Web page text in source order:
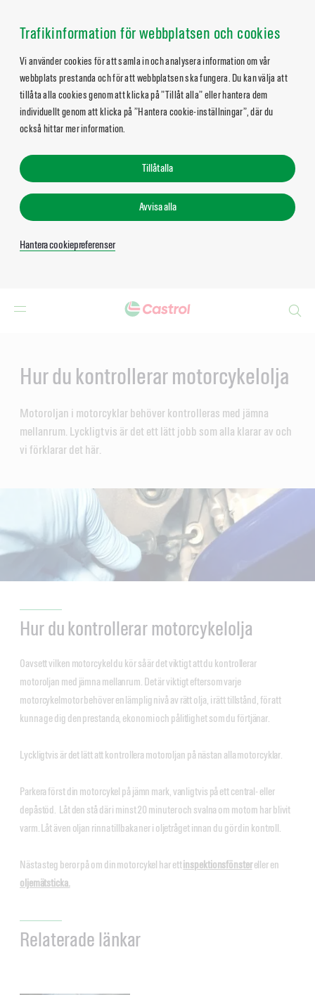
Trafikinformation för webbplatsen och cookies
Vi använder cookies för att samla in och analysera information om vår
webbplats prestanda och för att webbplatsen ska fungera. Du kan välja att
tillåta alla cookies genom att klicka på ”Tillåt alla” eller hantera dem
individuellt genom att klicka på ”Hantera cookie-inställningar”, där du
också hittar mer information.
Tillåt alla
Avvisa alla
Hantera cookiepreferenser
Hur du kontrollerar motorcykelolja
Motoroljan i motorcyklar behöver kontrolleras med jämna
mellanrum. Lyckligtvis är det ett lätt jobb som alla klarar av och
vi förklarar det här.
Hur du kontrollerar motorcykelolja
Oavsett vilken motorcykel du kör så är det viktigt att du kontrollerar
motoroljan med jämna mellanrum. Det är viktigt eftersom varje
motorcykelmotor behöver en lämplig nivå av rätt olja, i rätt tillstånd, för att
kunna ge dig den prestanda, ekonomi och pålitlighet som du förtjänar.
Lyckligtvis är det lätt att kontrollera motoroljan på nästan alla motorcyklar.
Parkera först din motorcykel på jämn mark, vanligtvis på ett central- eller
depåstöd. Låt den stå där i minst 20 minuter och svalna om motorn har blivit
varm. Låt även oljan rinna tillbaka ner i oljetråget innan du gör din kontroll.
Nästa steg beror på om din motorcykel har ettinspektionsfönstereller en
oljemätsticka.
Relaterade länkar